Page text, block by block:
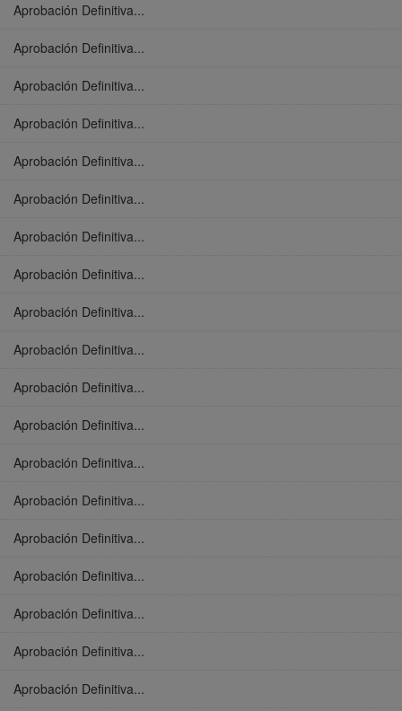
Aprobación Definitiva...
Aprobación Definitiva...
Aprobación Definitiva...
Aprobación Definitiva...
Aprobación Definitiva...
Aprobación Definitiva...
Aprobación Definitiva...
Aprobación Definitiva...
Aprobación Definitiva...
Aprobación Definitiva...
Aprobación Definitiva...
Aprobación Definitiva...
Aprobación Definitiva...
Aprobación Definitiva...
Aprobación Definitiva...
Aprobación Definitiva...
Aprobación Definitiva...
Aprobación Definitiva...
Aprobación Definitiva...